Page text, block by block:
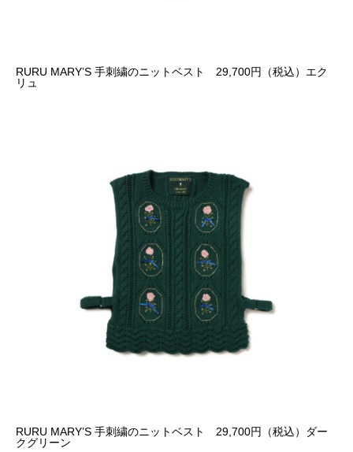
RURU MARY’S 手刺繍のニットベスト 29,700円（税込）エク
リュ
RURU MARY’S 手刺繍のニットベスト 29,700円（税込）ダー
クグリーン